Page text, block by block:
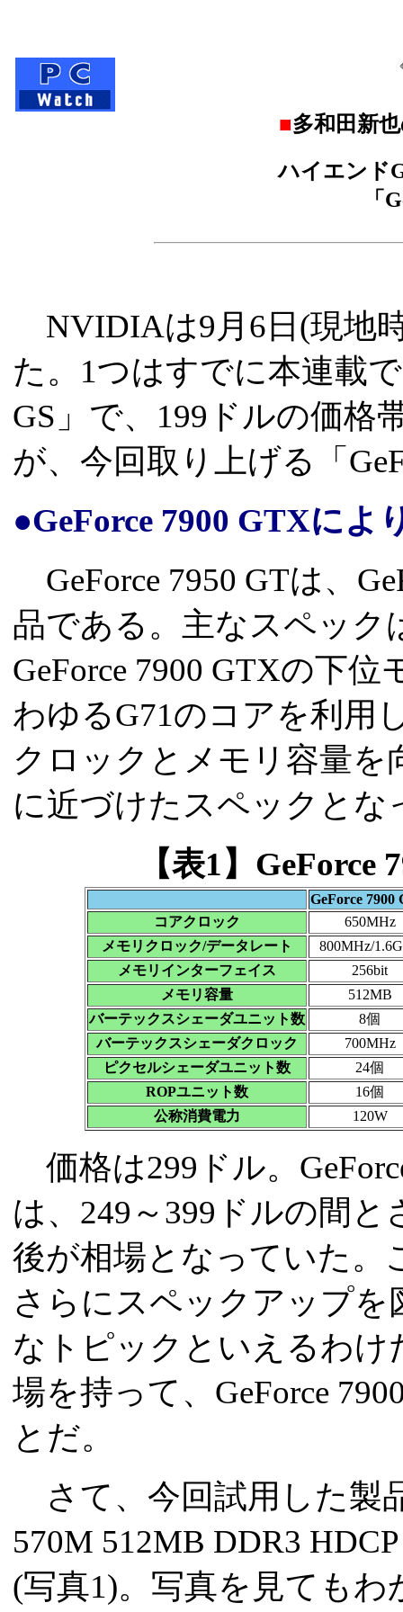
■多和田新
ハイエンド
「
NVIDIAは9月6日(現地
た。1つはすでに本連載
GS」で、199ドルの価格
が、今回取り上げる「
●GeForce 7900 GTXによ
GeForce 7950 GTは、
品である。主なスペック
GeForce 7900 GTXの下
わゆるG71のコアを利用
クロックとメモリ容量を
に近づけたスペックとな
【表1】
GeForce 7900
コアクロック
650MHz
メモリクロック/データレート
800MHz/
メモリインターフェイス
256bit
メモリ容量
512MB
バーテックスシェーダユニット数
8個
バーテックスシェーダクロック
700MHz
ピクセルシェーダユニット数
24個
ROPユニット数
16個
公称消費電力
120W
価格は299ドル。
は、249～399ドルの間
後が相場となっていた。
さらにスペックアップ
なトピックといえるわ
場を持って、GeForce
とだ。
さて、今回試用した製
570M 512MB DDR3
(写真1)。写真を見ても